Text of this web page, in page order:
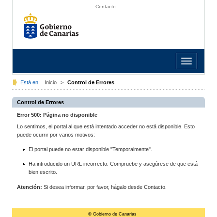
Contacto
Toggle
navigation
Está en: Inicio > Control de Errores
Control de Errores
Error 500: Página no disponible
Lo sentimos, el portal al que está intentado acceder no está disponible. Esto
puede ocurrir por varios motivos:
El portal puede no estar disponible "Temporalmente".
Ha introducido un URL incorrecto. Compruebe y asegúrese de que está
bien escrito.
Atención: Si desea informar, por favor, hágalo desde Contacto.
© Gobierno de Canarias